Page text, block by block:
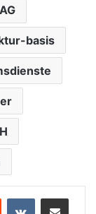
basis